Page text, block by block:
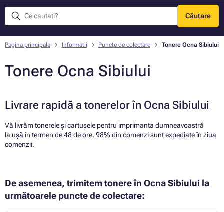
Căutare
Meniu
Pagina principala Informatii Puncte de colectare Tonere Ocna Sibiului
Tonere Ocna Sibiului
Livrare rapidă a tonerelor în Ocna Sibiului
Vă livrăm tonerele și cartușele pentru imprimanta dumneavoastră
la ușă în termen de 48 de ore. 98% din comenzi sunt expediate în ziua
comenzii.
De asemenea, trimitem tonere în Ocna Sibiului la
următoarele puncte de colectare: